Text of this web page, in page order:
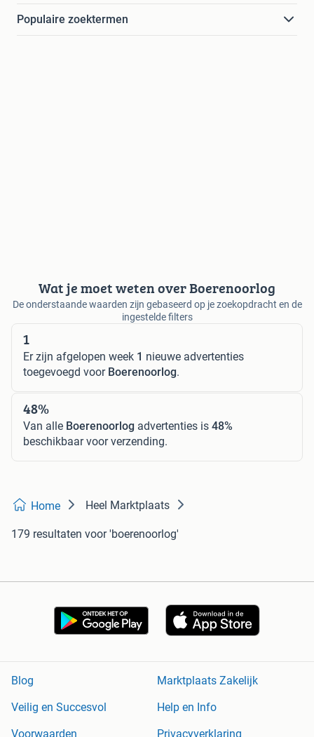
Populaire zoektermen
Wat je moet weten over Boerenoorlog
De onderstaande waarden zijn gebaseerd op je zoekopdracht en de
ingestelde filters
1
Er zijn afgelopen week 1 nieuwe advertenties
toegevoegd voor Boerenoorlog.
48%
Van alle Boerenoorlog advertenties is 48%
beschikbaar voor verzending.
Home Heel Marktplaats
179 resultaten voor 'boerenoorlog'
Blog
Marktplaats Zakelijk
Veilig en Succesvol
Help en Info
Voorwaarden
Privacyverklaring